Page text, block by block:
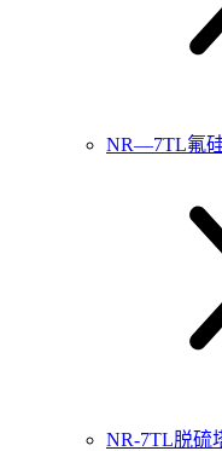
NR—7TL氟硅
NR-7TL脱硫